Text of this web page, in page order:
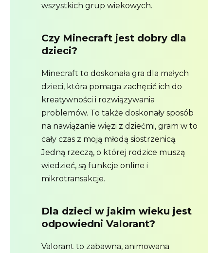
wszystkich grup wiekowych.
Czy Minecraft jest dobry dla
dzieci?
Minecraft to doskonała gra dla małych
dzieci, która pomaga zachęcić ich do
kreatywności i rozwiązywania
problemów. To także doskonały sposób
na nawiązanie więzi z dziećmi, gram w to
cały czas z moją młodą siostrzenicą.
Jedną rzeczą, o której rodzice muszą
wiedzieć, są funkcje online i
mikrotransakcje.
Dla dzieci w jakim wieku jest
odpowiedni Valorant?
Valorant to zabawna, animowana